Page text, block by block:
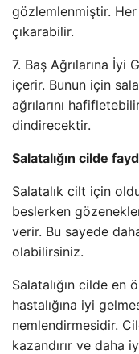
gözlemlenmiştir. Her
çıkarabilir.
7. Baş Ağrılarına İyi
içerir. Bunun için
ağrılarını
dindirecektir.
Salatalığın cilde
Salatalık cilt için
beslerken
verir. Bu sayede
olabilirsiniz.
Salatalığın cilde en
hastalığına iyi
nemlendirmesidir.
kazandırır ve daha